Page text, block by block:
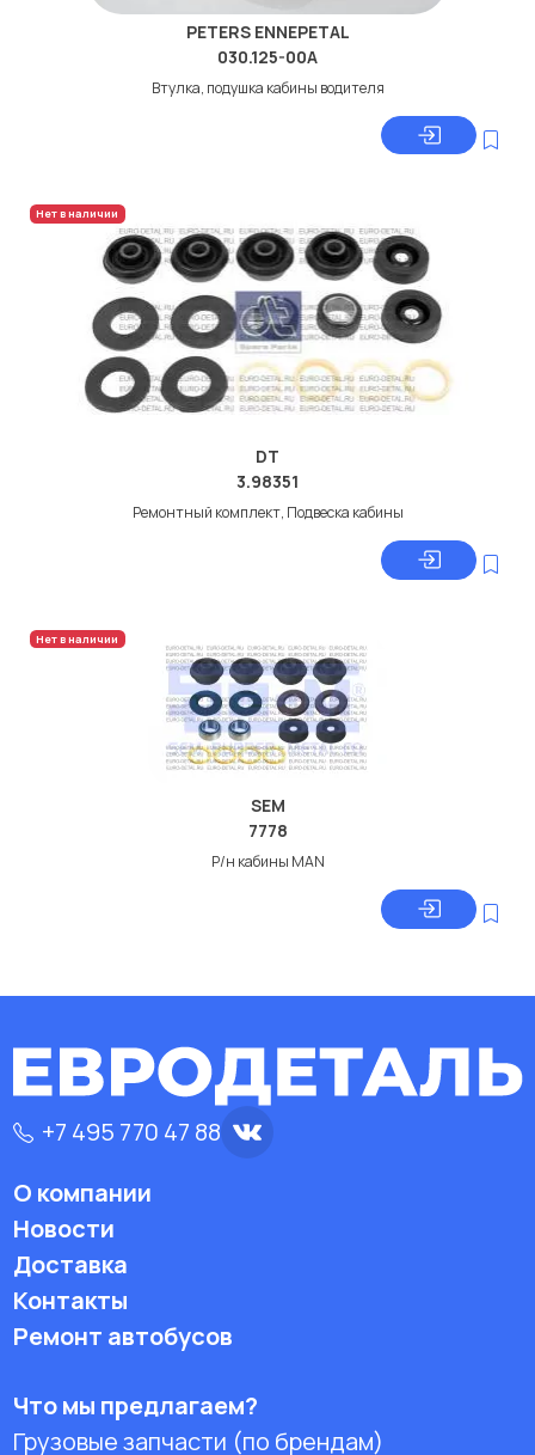
PETERS ENNEPETAL
030.125-00A
Втулка, подушка кабины водителя
Нет в наличии
DT
3.98351
Ремонтный комплект, Подвеска кабины
Нет в наличии
SEM
7778
Р/н кабины MAN
+7 495 770 47 88
О компании
Новости
Доставка
Контакты
Ремонт автобусов
Что мы предлагаем?
Грузовые запчасти (по брендам)